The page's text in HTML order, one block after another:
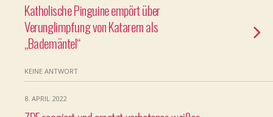
Katholische Pinguine empört über
Verunglimpfung von Katarern als
„Bademäntel“
KEINE ANTWORT
8. APRIL 2022